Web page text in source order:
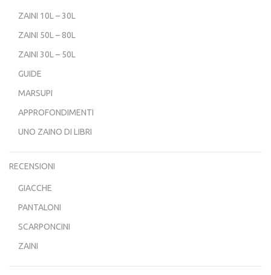
ZAINI 10L – 30L
ZAINI 50L – 80L
ZAINI 30L – 50L
GUIDE
MARSUPI
APPROFONDIMENTI
UNO ZAINO DI LIBRI
RECENSIONI
GIACCHE
PANTALONI
SCARPONCINI
ZAINI